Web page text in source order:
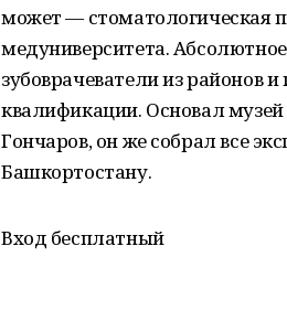
может — стоматологическая
медуниверситета.
зубоврачеватели из районов
квалификации. Основал
Гончаров, он же собрал все
Башкортостану.
Вход бесплатный